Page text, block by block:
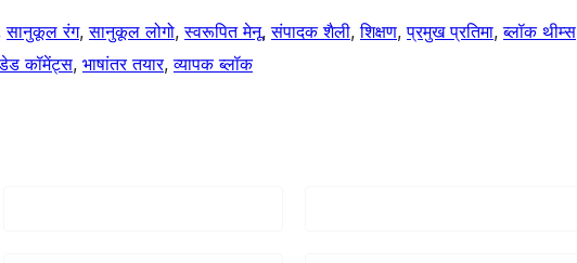
सानुकूल रंग, सानुकूल लोगो, स्वरूपित मेनू, संपादक शैली, शिक्षण, प्रमुख प्रतिमा, ब्लॉक थीम्स
कॉमेंट्स, भाषांतर तयार, व्यापक ब्लॉक